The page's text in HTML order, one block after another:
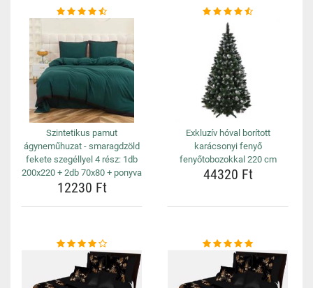
Szintetikus pamut
ágyneműhuzat - smaragdzöld
fekete szegéllyel 4 rész: 1db
200x220 + 2db 70x80 + ponyva
12230 Ft
Exkluzív hóval borított
karácsonyi fenyő
fenyőtobozokkal 220 cm
44320 Ft